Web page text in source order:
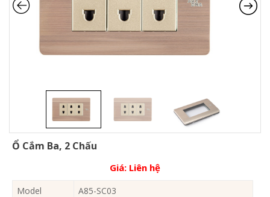
Ổ Cắm Ba, 2 Chấu
Giá: Liên hệ
Model
A85-SC03